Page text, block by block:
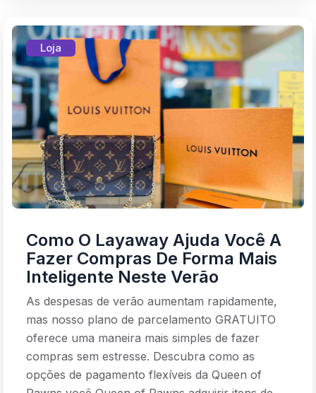
Loja
Como O Layaway Ajuda Você A
Fazer Compras De Forma Mais
Inteligente Neste Verão
As despesas de verão aumentam rapidamente,
mas nosso plano de parcelamento GRATUITO
oferece uma maneira mais simples de fazer
compras sem estresse. Descubra como as
opções de pagamento flexíveis da Queen of